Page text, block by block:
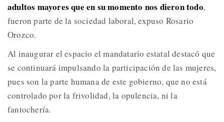
adultos mayores que en su momento nos dieron todo,
fueron parte de la sociedad laboral, expuso Rosario
Orozco.
Al inaugurar el espacio el mandatario estatal destacó que
se continuará impulsando la participación de las mujeres,
pues son la parte humana de este gobierno, que no está
controlado por la frivolidad, la opulencia, ni la
fantochería.